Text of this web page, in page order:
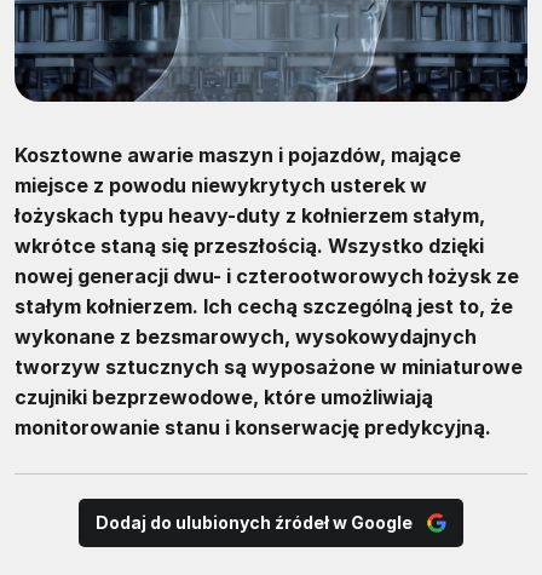
Kosztowne awarie maszyn i pojazdów, mające
miejsce z powodu niewykrytych usterek w
łożyskach typu heavy-duty z kołnierzem stałym,
wkrótce staną się przeszłością. Wszystko dzięki
nowej generacji dwu- i czterootworowych łożysk ze
stałym kołnierzem. Ich cechą szczególną jest to, że
wykonane z bezsmarowych, wysokowydajnych
tworzyw sztucznych są wyposażone w miniaturowe
czujniki bezprzewodowe, które umożliwiają
monitorowanie stanu i konserwację predykcyjną.
Dodaj do ulubionych źródeł w Google